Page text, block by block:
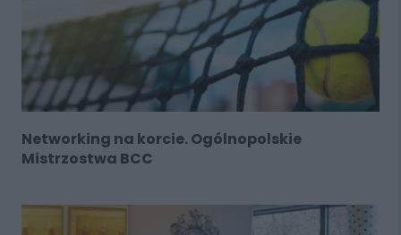
Networking na korcie. Ogólnopolskie
Mistrzostwa BCC